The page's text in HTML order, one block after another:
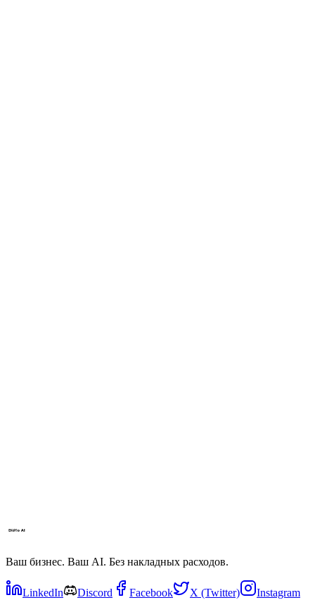
Ваш бизнес. Ваш AI. Без накладных расходов.
LinkedIn Discord Facebook X (Twitter) Instagram